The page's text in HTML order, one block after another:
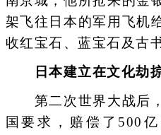
架飞往日本的军用飞机
收红宝石、蓝宝石及古
日本建立在文化劫
第二次世界大战后，
国要求，赔偿了500